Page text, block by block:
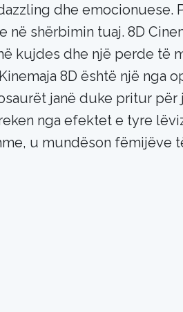
dhe emocionuese.
shërbimin tuaj. 8D
kujdes dhe një perde të
8D është një nga
janë duke pritur
nga efektet e tyre
u mundëson fëmijëve